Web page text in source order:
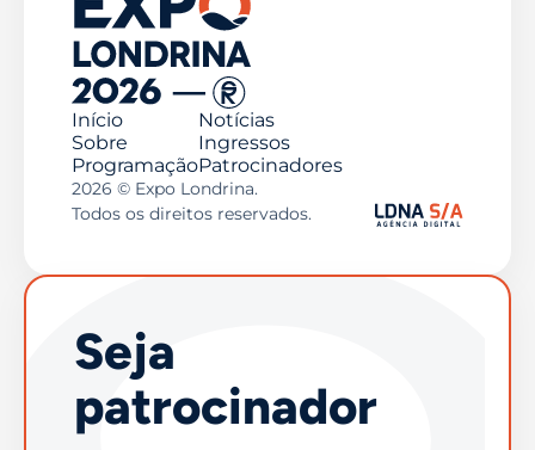
Início
Sobre
Programação
Notícias
Ingressos
Patrocinadores
2026 © Expo Londrina.
Todos os direitos reservados.
Seja
patrocinador